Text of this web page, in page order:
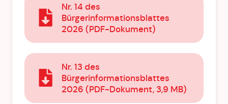
Nr. 14 des
Bürgerinformationsblattes
2026 (PDF-Dokument)
Nr. 13 des
Bürgerinformationsblattes
2026 (PDF-Dokument, 3,9 MB)